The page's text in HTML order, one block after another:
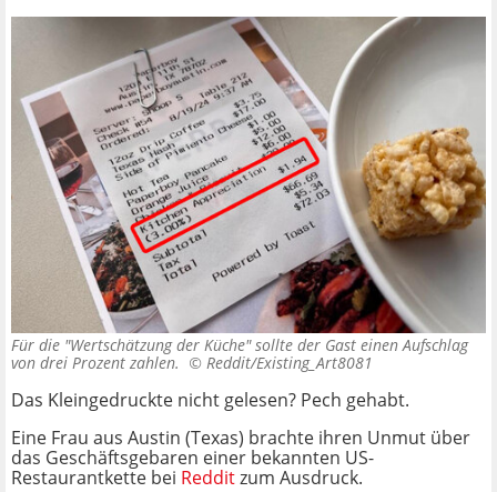
Für die "Wertschätzung der Küche" sollte der Gast einen Aufschlag
von drei Prozent zahlen. © Reddit/Existing_Art8081
Das Kleingedruckte nicht gelesen? Pech gehabt.
Eine Frau aus Austin (Texas) brachte ihren Unmut über
das Geschäftsgebaren einer bekannten US-
Restaurantkette bei Redditzum Ausdruck.